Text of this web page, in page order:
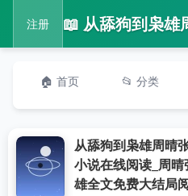
注册
🏠 首页 📂 分类
从舔狗到枭雄周晴
小说在线阅读_周
雄全文免费大结局